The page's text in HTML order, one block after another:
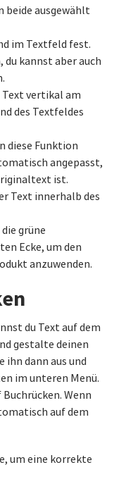
beide ausgewählt
im Textfeld fest.
kannst aber auch
Text vertikal am
des Textfeldes
diese Funktion
angepasst,
ist.
Text innerhalb des
grüne
Ecke, um den
anzuwenden.
du Text auf dem
gestalte deinen
ihn dann aus und
im unteren Menü.
Wenn
auf dem
um eine korrekte